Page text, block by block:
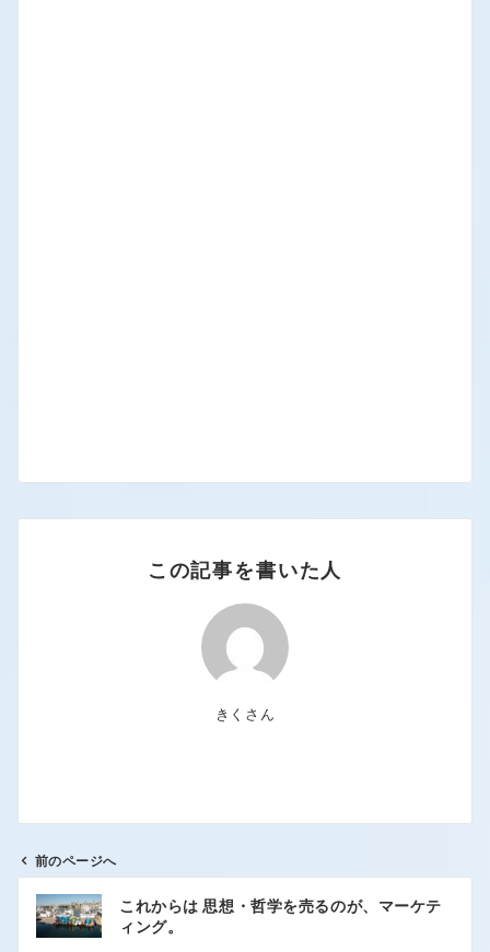
この記事を書いた人
きくさん
前のページへ
これからは 思想・哲学を売るのが、マーケテ
ィング。